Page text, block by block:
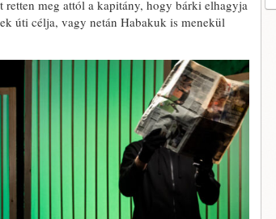
meg attól a kapitány, hogy bárki elhagyja
úti célja, vagy netán Habakuk is menekül